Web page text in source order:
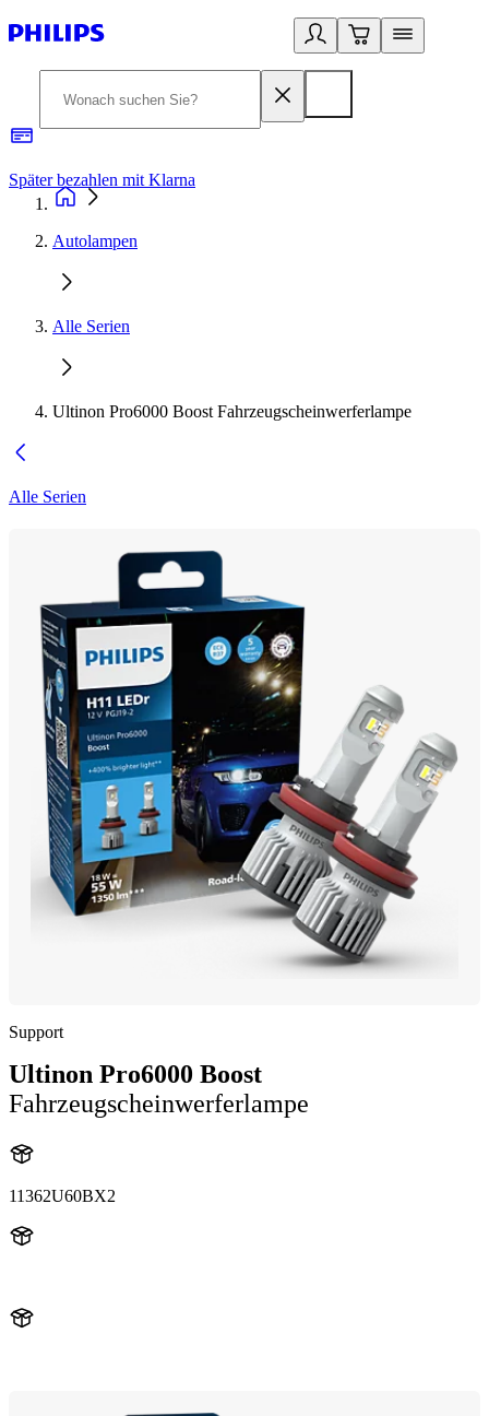
Später bezahlen mit Klarna
Autolampen
Alle Serien
Ultinon Pro6000 Boost Fahrzeugscheinwerferlampe
Alle Serien
Support
Ultinon Pro6000 Boost
Fahrzeugscheinwerferlampe
11362U60BX2